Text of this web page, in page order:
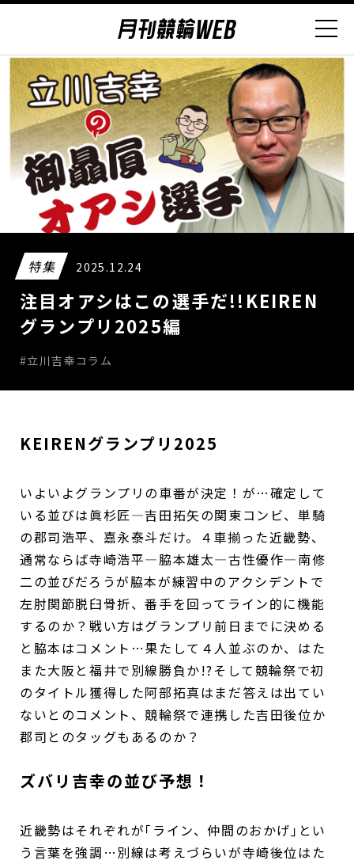
特集 2025.12.24
注目オアシはこの選手だ!!KEIREN
グランプリ2025編
#立川吉幸コラム
KEIRENグランプリ2025
いよいよグランプリの車番が決定！が…確定して
いる並びは眞杉匠―吉田拓矢の関東コンビ、単騎
の郡司浩平、嘉永泰斗だけ。４車揃った近畿勢、
通常ならば寺崎浩平―脇本雄太―古性優作―南修
二の並びだろうが脇本が練習中のアクシデントで
左肘関節脱臼骨折、番手を回ってライン的に機能
するのか？戦い方はグランプリ前日までに決める
と脇本はコメント…果たして４人並ぶのか、はた
また大阪と福井で別線勝負か!?そして競輪祭で初
のタイトル獲得した阿部拓真はまだ答えは出てい
ないとのコメント、競輪祭で連携した吉田後位か
郡司とのタッグもあるのか？
ズバリ吉幸の並び予想！
近畿勢はそれぞれが｢ライン、仲間のおかげ｣とい
う言葉を強調…別線は考えづらいが寺崎後位はた